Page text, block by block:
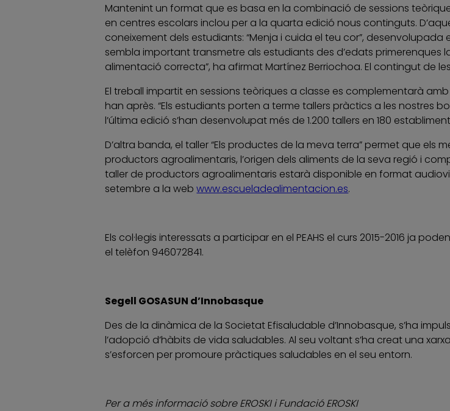
Mantenint un format que es basa en la combinació de sessions
en centres escolars inclou per a la quarta edició nous continguts.
coneixement dels estudiants: “Menja i cuida el teu cor”, desenvolupada
sembla important transmetre als estudiants des d’edats
alimentació correcta”, ha afirmat Martínez Berriochoa. El contingut de
El treball impartit en sessions teòriques a classe es complementarà
han après. “Els estudiants porten a terme tallers pràctics a les nostres
l’última edició s’han desenvolupat més de 1.200 tallers en 180
D’altra banda, el taller “Els productes de la meva terra” permet que els
productors agroalimentaris, l’origen dels aliments de la seva regió i
taller de productors agroalimentaris estarà disponible en format
setembre a la webwww.escueladealimentacion.es.
Els col·legis interessats a participar en el PEAHS el curs 2015-2016 ja
el telèfon 946072841.
Segell GOSASUN d’Innobasque
Des de la dinàmica de la Societat Efisaludable d’Innobasque, s’ha
l’adopció d’hàbits de vida saludables. Al seu voltant s’ha creat una
s’esforcen per promoure pràctiques saludables en el seu entorn.
Per a més informació sobre EROSKI i Fundació EROSKI